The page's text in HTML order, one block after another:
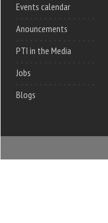
Events calendar
Anouncements
PTI in the Media
Jobs
Blogs